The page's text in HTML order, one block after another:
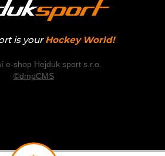
is your Hockey World!
e-shop Hejduk sport s.r.o.
©dmpCMS